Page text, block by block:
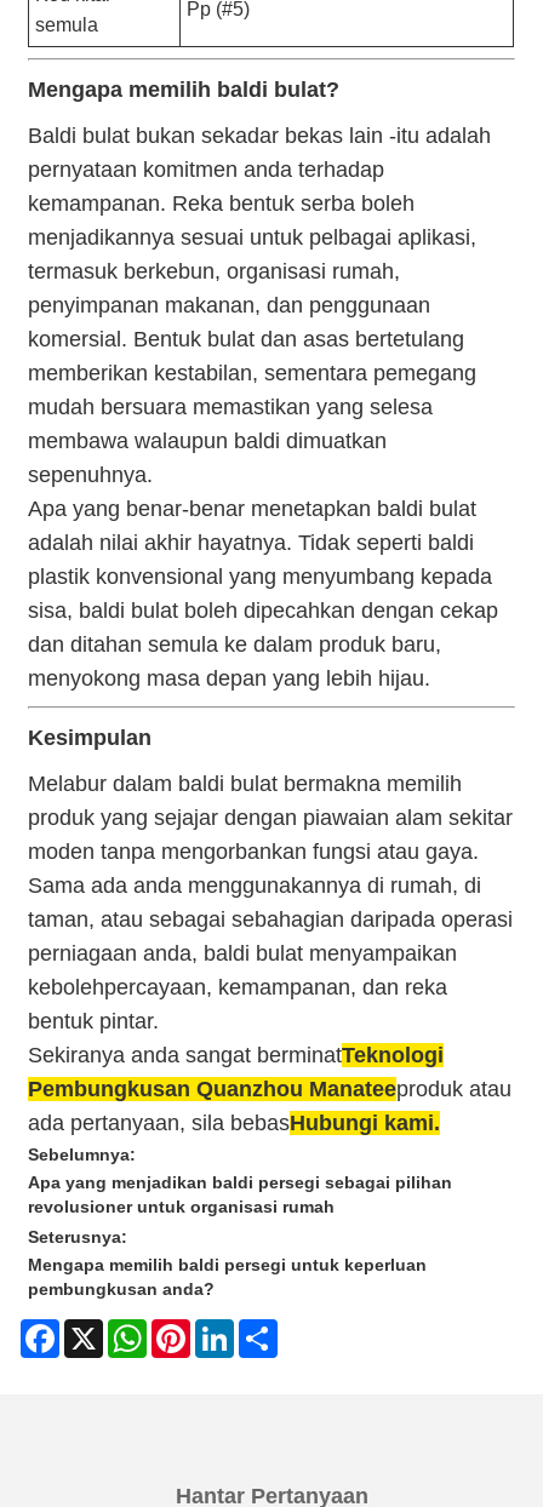
semula
Pp (#5)
Mengapa memilih baldi bulat?
Baldi bulat bukan sekadar bekas lain -itu adalah
pernyataan komitmen anda terhadap
kemampanan. Reka bentuk serba boleh
menjadikannya sesuai untuk pelbagai aplikasi,
termasuk berkebun, organisasi rumah,
penyimpanan makanan, dan penggunaan
komersial. Bentuk bulat dan asas bertetulang
memberikan kestabilan, sementara pemegang
mudah bersuara memastikan yang selesa
membawa walaupun baldi dimuatkan
sepenuhnya.
Apa yang benar-benar menetapkan baldi bulat
adalah nilai akhir hayatnya. Tidak seperti baldi
plastik konvensional yang menyumbang kepada
sisa, baldi bulat boleh dipecahkan dengan cekap
dan ditahan semula ke dalam produk baru,
menyokong masa depan yang lebih hijau.
Kesimpulan
Melabur dalam baldi bulat bermakna memilih
produk yang sejajar dengan piawaian alam sekitar
moden tanpa mengorbankan fungsi atau gaya.
Sama ada anda menggunakannya di rumah, di
taman, atau sebagai sebahagian daripada operasi
perniagaan anda, baldi bulat menyampaikan
kebolehpercayaan, kemampanan, dan reka
bentuk pintar.
Sekiranya anda sangat berminatTeknologi
Pembungkusan Quanzhou Manateeproduk atau
ada pertanyaan, sila bebasHubungi kami.
Sebelumnya:
Apa yang menjadikan baldi persegi sebagai pilihan
revolusioner untuk organisasi rumah
Seterusnya:
Mengapa memilih baldi persegi untuk keperluan
pembungkusan anda?
Facebook
X WhatsAppPinterestLinkedIn
Hantar Pertanyaan